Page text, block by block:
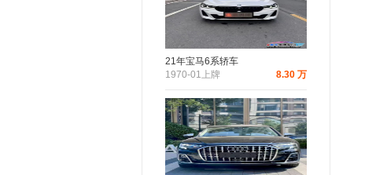
21年宝马6系轿车
1970-01上牌
8.30 万